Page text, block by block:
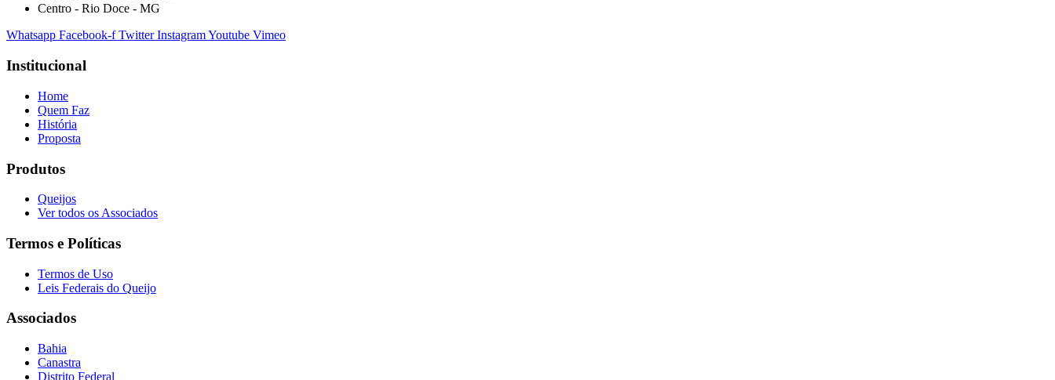
Centro - Rio Doce - MG
Whatsapp Facebook-f Twitter InstagramYoutube Vimeo
Institucional
Home
Quem Faz
História
Proposta
Produtos
Queijos
Ver todos os Associados
Termos e Políticas
Termos de Uso
Leis Federais do Queijo
Associados
Bahia
Canastra
Distrito Federal